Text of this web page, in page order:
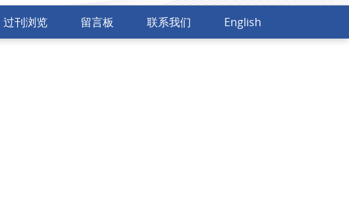
过刊浏览 留言板 联系我们 English